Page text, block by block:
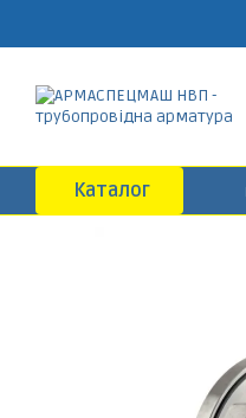
Каталог